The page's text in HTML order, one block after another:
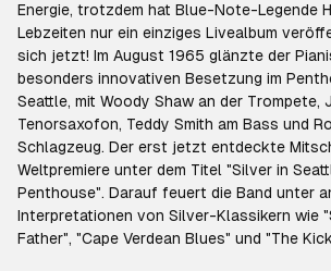
Energie, trotzdem hat Blue-Note-Legende
Lebzeiten nur ein einziges Livealbum
sich jetzt! Im August 1965 glänzte der
besonders innovativen Besetzung im
Seattle, mit Woody Shaw an der Trompete,
Tenorsaxofon, Teddy Smith am Bass und
Schlagzeug. Der erst jetzt entdeckte
Weltpremiere unter dem Titel "Silver in
Penthouse". Darauf feuert die Band unter
Interpretationen von Silver-Klassikern wie
Father", "Cape Verdean Blues" und "The